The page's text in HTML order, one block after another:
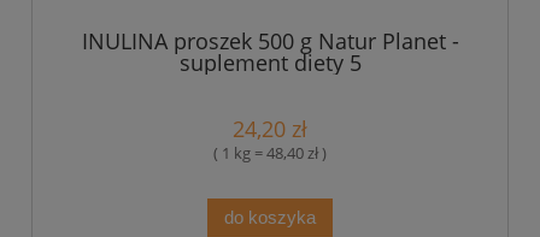
INULINA proszek 500 g Natur Planet -
suplement diety 5
24,20 zł
( 1 kg = 48,40 zł )
do koszyka